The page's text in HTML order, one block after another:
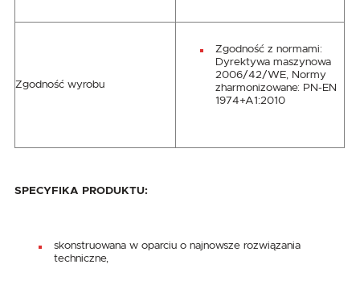
Zgodność wyrobu
Zgodność z normami:
Dyrektywa maszynowa
2006/42/WE, Normy
zharmonizowane: PN-EN
1974+A1:2010
SPECYFIKA PRODUKTU:
skonstruowana w oparciu o najnowsze rozwiązania
techniczne,